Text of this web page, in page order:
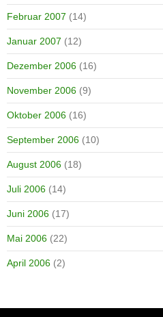
Februar 2007 (14)
Januar 2007 (12)
Dezember 2006 (16)
November 2006 (9)
Oktober 2006 (16)
September 2006 (10)
August 2006 (18)
Juli 2006 (14)
Juni 2006 (17)
Mai 2006 (22)
April 2006 (2)